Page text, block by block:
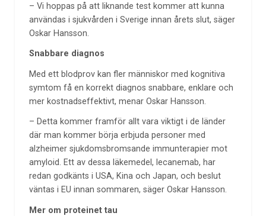
– Vi hoppas på att liknande test kommer att kunna
användas i sjukvården i Sverige innan årets slut, säger
Oskar Hansson.
Snabbare diagnos
Med ett blodprov kan fler människor med kognitiva
symtom få en korrekt diagnos snabbare, enklare och
mer kostnadseffektivt, menar Oskar Hansson.
– Detta kommer framför allt vara viktigt i de länder
där man kommer börja erbjuda personer med
alzheimer sjukdomsbromsande immunterapier mot
amyloid. Ett av dessa läkemedel, lecanemab, har
redan godkänts i USA, Kina och Japan, och beslut
väntas i EU innan sommaren, säger Oskar Hansson.
Mer om proteinet tau